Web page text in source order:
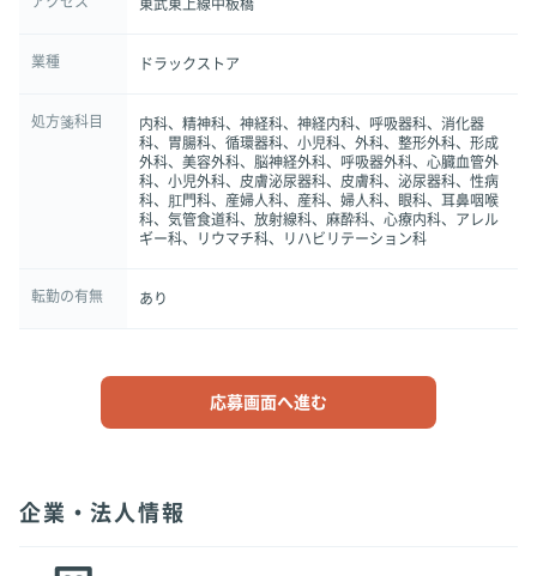
東武東上線中板橋
業種 ドラックストア
処方箋科目
内科、精神科、神経科、神経内科、呼吸器科、消化器
科、胃腸科、循環器科、小児科、外科、整形外科、形成
外科、美容外科、脳神経外科、呼吸器外科、心臓血管外
科、小児外科、皮膚泌尿器科、皮膚科、泌尿器科、性病
科、肛門科、産婦人科、産科、婦人科、眼科、耳鼻咽喉
科、気管食道科、放射線科、麻酔科、心療内科、アレル
ギー科、リウマチ科、リハビリテーション科
転勤の有無 あり
応募画面へ進む
企業・法人情報